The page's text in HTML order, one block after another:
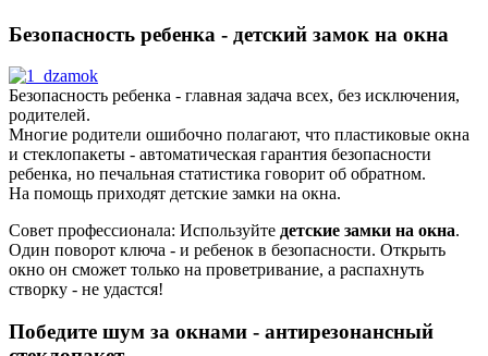
Безопасность ребенка - детский замок на окна
Безопасность ребенка - главная задача всех, без исключения,
родителей.
Многие родители ошибочно полагают, что пластиковые окна
и стеклопакеты - автоматическая гарантия безопасности
ребенка, но печальная статистика говорит об обратном.
На помощь приходят детские замки на окна.
Совет профессионала: Используйте детские замки на окна.
Один поворот ключа - и ребенок в безопасности. Открыть
окно он сможет только на проветривание, а распахнуть
створку - не удастся!
Победите шум за окнами - антирезонансный